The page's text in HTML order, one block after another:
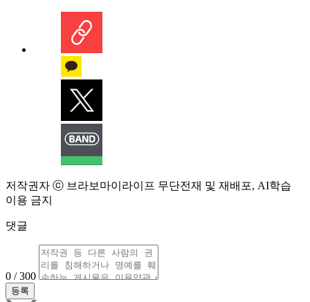
저작권자 ⓒ 브라보마이라이프 무단전재 및 재배포, AI학습
이용 금지
댓글
0 / 300